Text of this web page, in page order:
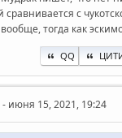
сравнивается с
тогда как
QQ
- июня 15, 2021, 19:24